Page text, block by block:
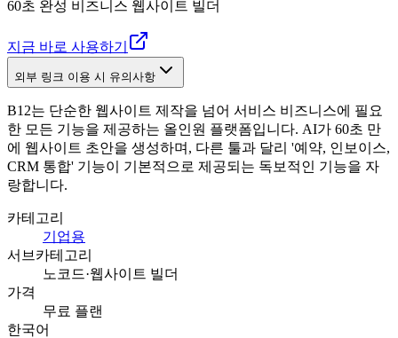
60초 완성 비즈니스 웹사이트 빌더
지금 바로 사용하기
외부 링크 이용 시 유의사항
B12는 단순한 웹사이트 제작을 넘어 서비스 비즈니스에 필요
한 모든 기능을 제공하는 올인원 플랫폼입니다. AI가 60초 만
에 웹사이트 초안을 생성하며, 다른 툴과 달리 '예약, 인보이스,
CRM 통합' 기능이 기본적으로 제공되는 독보적인 기능을 자
랑합니다.
카테고리
기업용
서브카테고리
노코드·웹사이트 빌더
가격
무료 플랜
한국어